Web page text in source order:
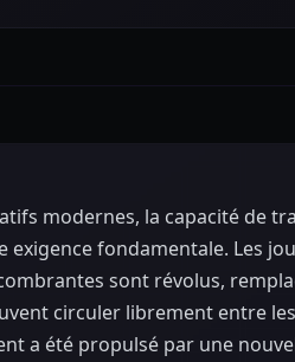
modernes, la capacité de
exigence fondamentale. Les
sont révolus,
circuler librement entre
a été propulsé par une